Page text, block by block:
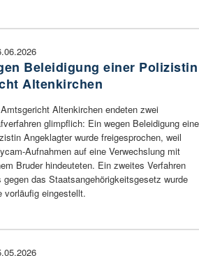
Beleidigung einer Polizistin
Altenkirchen
Altenkirchen endeten zwei
glimpflich: Ein wegen Beleidigung
Angeklagter wurde freigesprochen, weil
Aufnahmen auf eine Verwechslung mit
Bruder hindeuteten. Ein zweites Verfahren
das Staatsangehörigkeitsgesetz wurde
vorläufig eingestellt.